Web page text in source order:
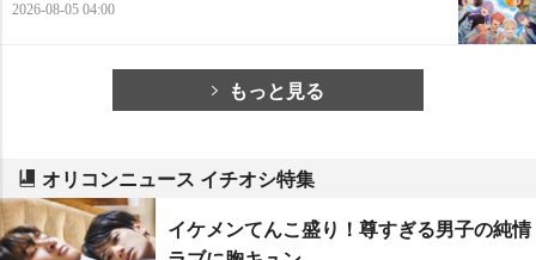
2026-08-05 04:00
もっと見る
オリコンニュース イチオシ特集
イケメンてんこ盛り！尊すぎる男子の純情